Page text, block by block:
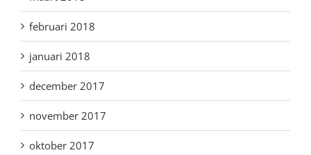
februari 2018
januari 2018
december 2017
november 2017
oktober 2017